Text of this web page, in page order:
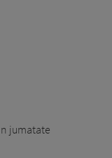
jumatate